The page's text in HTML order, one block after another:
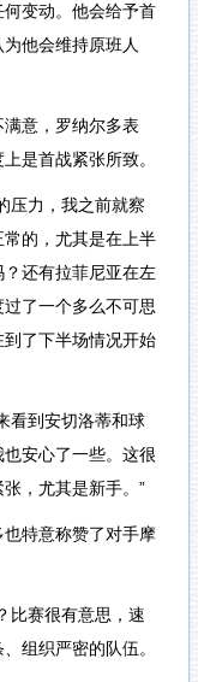
变动。他会给予首
他会维持原班人
意，罗纳尔多表
是首战紧张所致。
压力，我之前就察
的，尤其是在上半
还有拉菲尼亚在左
了一个多么不可思
了下半场情况开始
看到安切洛蒂和球
安心了一些。这很
，尤其是新手。”
特意称赞了对手摩
比赛很有意思，速
组织严密的队伍。